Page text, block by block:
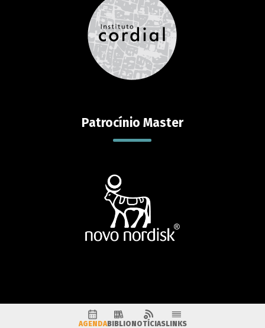
AGENDABIBLIO NOTÍCIASLINKS
Patrocínio Master